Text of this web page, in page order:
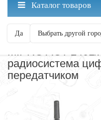
Санкт-Петербург ваш
Да Выбрать другой
Каталог товаров
РАДИОСИСТЕМЫ
MIPRO ACT-
радиосистема
передатчиком